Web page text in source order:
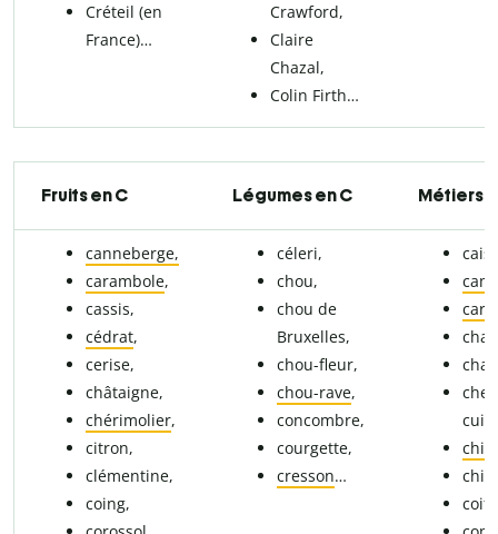
Créteil (en
France)…
Crawford,
Claire
Chazal,
Colin Firth…
Fruits en C Légumes en C Métiers
canneberge,
carambole,
cassis,
cédrat,
cerise,
châtaigne,
chérimolier,
citron,
clémentine,
coing,
céleri,
chou,
chou de
Bruxelles,
chou-fleur,
chou-rave,
concombre,
courgette,
cresson…